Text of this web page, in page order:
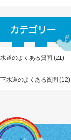
水道のよくある質問 (21)
下水道のよくある質問 (12)